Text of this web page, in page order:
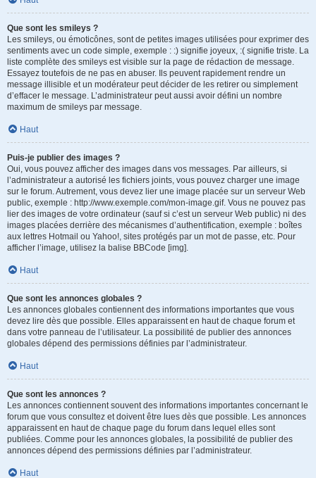
Que sont les smileys ?
Les smileys, ou émoticônes, sont de petites images utilisées pour exprimer des
sentiments avec un code simple, exemple : :) signifie joyeux, :( signifie triste. La
liste complète des smileys est visible sur la page de rédaction de message.
Essayez toutefois de ne pas en abuser. Ils peuvent rapidement rendre un
message illisible et un modérateur peut décider de les retirer ou simplement
d’effacer le message. L’administrateur peut aussi avoir défini un nombre
maximum de smileys par message.
Haut
Puis-je publier des images ?
Oui, vous pouvez afficher des images dans vos messages. Par ailleurs, si
l’administrateur a autorisé les fichiers joints, vous pouvez charger une image
sur le forum. Autrement, vous devez lier une image placée sur un serveur Web
public, exemple : http://www.exemple.com/mon-image.gif. Vous ne pouvez pas
lier des images de votre ordinateur (sauf si c’est un serveur Web public) ni des
images placées derrière des mécanismes d’authentification, exemple : boîtes
aux lettres Hotmail ou Yahoo!, sites protégés par un mot de passe, etc. Pour
afficher l’image, utilisez la balise BBCode [img].
Haut
Que sont les annonces globales ?
Les annonces globales contiennent des informations importantes que vous
devez lire dès que possible. Elles apparaissent en haut de chaque forum et
dans votre panneau de l’utilisateur. La possibilité de publier des annonces
globales dépend des permissions définies par l’administrateur.
Haut
Que sont les annonces ?
Les annonces contiennent souvent des informations importantes concernant le
forum que vous consultez et doivent être lues dès que possible. Les annonces
apparaissent en haut de chaque page du forum dans lequel elles sont
publiées. Comme pour les annonces globales, la possibilité de publier des
annonces dépend des permissions définies par l’administrateur.
Haut